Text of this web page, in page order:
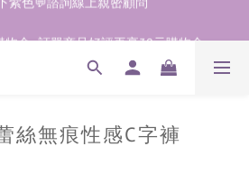
紫色💬諮詢線上親密顧問
絲無痕性感C字褲